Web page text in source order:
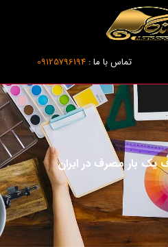
تماس با ما : 09125796194
بار مصرف در ایران